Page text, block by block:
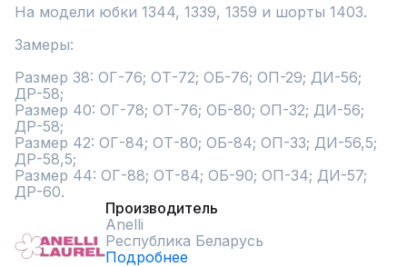
На модели юбки 1344, 1339, 1359 и шорты 1403.
Замеры:
Размер 38: ОГ-76; ОТ-72; ОБ-76; ОП-29; ДИ-56;
ДР-58;
Размер 40: ОГ-78; ОТ-76; ОБ-80; ОП-32; ДИ-56;
ДР-58;
Размер 42: ОГ-84; ОТ-80; ОБ-84; ОП-33; ДИ-56,5;
ДР-58,5;
Размер 44: ОГ-88; ОТ-84; ОБ-90; ОП-34; ДИ-57;
ДР-60.
Производитель
Anelli
Республика Беларусь
Подробнее